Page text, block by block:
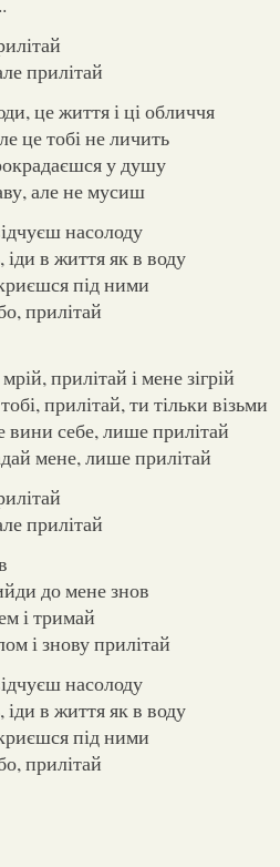
прилітай
це життя і ці обличчя
це тобі не личить
у душу
але не мусиш
насолоду
в життя як в воду
під ними
прилітай
прилітай і мене зігрій
прилітай, ти тільки візьми
себе, лише прилітай
мене, лише прилітай
прилітай
до мене знов
і тримай
і знову прилітай
насолоду
в життя як в воду
під ними
прилітай